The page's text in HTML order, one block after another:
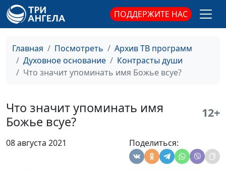
ПОДДЕРЖИТЕ НАС
Главная Посмотреть
Архив ТВ программ
Духовное основание
Контрасты души
Что значит упоминать имя Божье всуе?
Что значит упоминать имя
Божье всуе?
12+
08 августа 2021 Поделиться:
своим "я"?
психолог-
консультант,
Как правильно любить
себя?
Игорь Кириченко,
Василий Половинко,
священнослужитель
Внутренний и внешний
человек
Василий Половинко,
психолог-
консультант,